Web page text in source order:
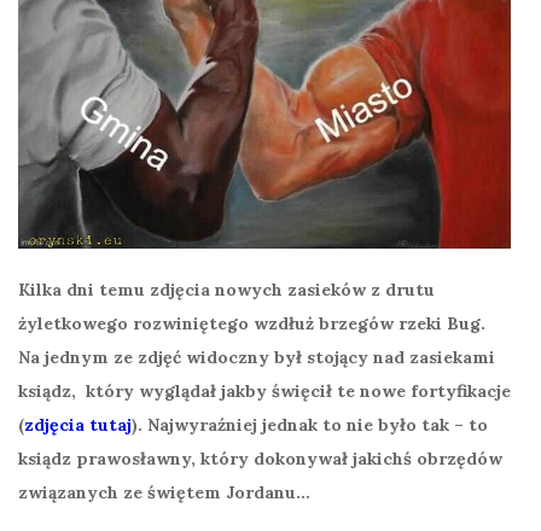
Kilka dni temu zdjęcia nowych zasieków z drutu
żyletkowego rozwiniętego wzdłuż brzegów rzeki Bug.
Na jednym ze zdjęć widoczny był stojący nad zasiekami
ksiądz, który wyglądał jakby święcił te nowe fortyfikacje
(zdjęcia tutaj). Najwyraźniej jednak to nie było tak – to
ksiądz prawosławny, który dokonywał jakichś obrzędów
związanych ze świętem Jordanu…